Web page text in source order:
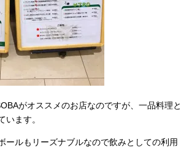
がオススメのお店なのですが、一品料理と
います。
ールもリーズナブルなので飲みとしての利用